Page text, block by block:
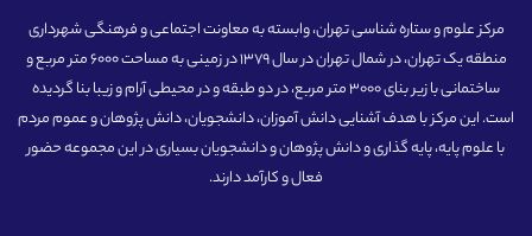
مرکز علوم و ستاره شناسی تهران، وابسته به معاونت اجتماعی و فرهنگی شهرداری
منطقه یک تهران، در شمال تهران در سال 1379 در زمینی به مساحت 6000 متر مربع و
ساختمانی با زیر بنای 3000 متر مربع، در دو طبقه و در محیطی آرام و زیبا بنا گردیده
است. این مرکز با هدف آشنایی دانش آموزان، دانشجویان، دانش پژوهان و عموم مردم
با علوم پایه، پایه گذاری و دانش پژوهان و دانشجویان بسیاری در این مجموعه حضور
فعال و کارآمد دارند.